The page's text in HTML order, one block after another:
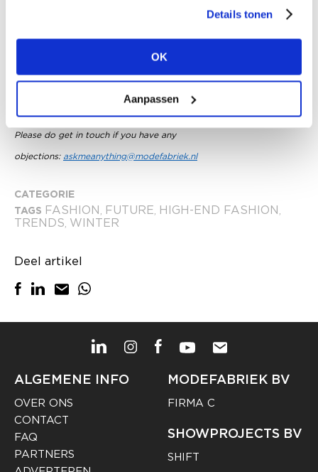
Details tonen
OK
Aanpassen
copyright holders and obtain permission to reproduce this material.
Please do get in touch if you have any
objections: askmeanything@modefabriek.nl
CATEGORIE
TAGS FASHION FUTURE HIGH-END FASHION
TRENDS WINTER
Deel artikel
ALGEMENE INFO
OVER ONS
CONTACT
FAQ
PARTNERS
MODEFABRIEK BV
FIRMA C
SHOWPROJECTS BV
SHIFT